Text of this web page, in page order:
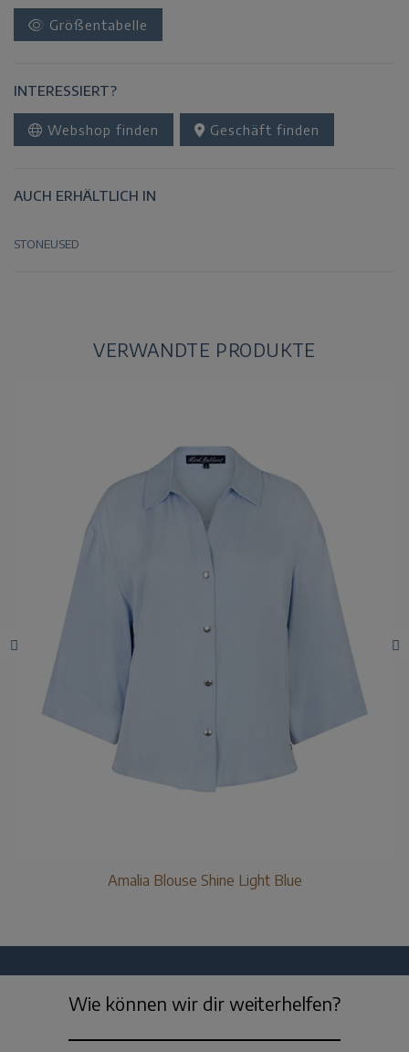
Größentabelle
INTERESSIERT?
Webshop finden Geschäft finden
AUCH ERHÄLTLICH IN
STONEUSED
VERWANDTE PRODUKTE
Amalia Blouse Shine Light Blue
Wie können wir dir weiterhelfen?